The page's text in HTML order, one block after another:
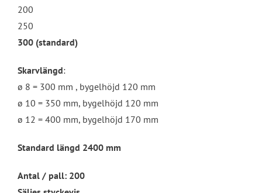
200
250
300 (standard)
Skarvlängd:
ø 8 = 300 mm , bygelhöjd 120 mm
ø 10 = 350 mm, bygelhöjd 120 mm
ø 12 = 400 mm, bygelhöjd 170 mm
Standard längd 2400 mm
Antal / pall: 200